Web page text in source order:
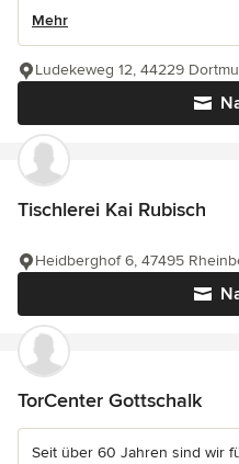
Mehr
Ludekeweg 12, 44229
Tischlerei Kai Rubisch
Heidberghof 6, 47495
TorCenter Gottschalk
Seit über 60 Jahren sind wir